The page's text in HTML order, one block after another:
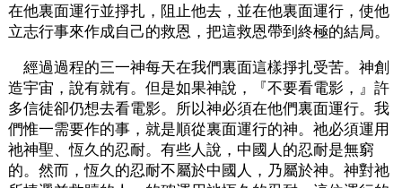
在他裏面運行並掙扎，阻止他去，並在他裏面運行，使他
立志行事來作成自己的救恩，把這救恩帶到終極的結局。
經過過程的三一神每天在我們裏面這樣掙扎受苦。神創
造宇宙，說有就有。但是如果神說，『不要看電影，』許
多信徒卻仍想去看電影。所以神必須在他們裏面運行。我
們惟一需要作的事，就是順從裏面運行的神。祂必須運用
祂神聖、恆久的忍耐。有些人說，中國人的忍耐是無窮
的。然而，恆久的忍耐不屬於中國人，乃屬於神。神對祂